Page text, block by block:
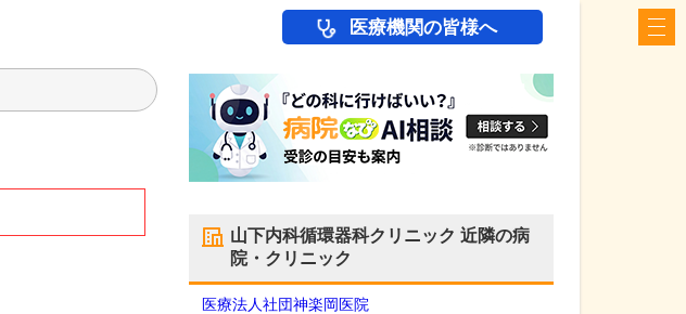
医療機関の皆様へ
山下内科循環器科クリニック 近隣の病
院・クリニック
医療法人社団神楽岡医院